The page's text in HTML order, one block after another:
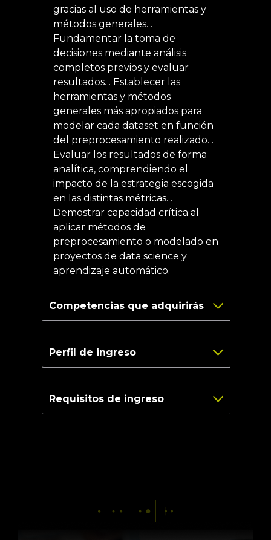
gracias al uso de herramientas y
métodos generales. .
Fundamentar la toma de
decisiones mediante análisis
completos previos y evaluar
resultados. . Establecer las
herramientas y métodos
generales más apropiados para
modelar cada dataset en función
del preprocesamiento realizado. .
Evaluar los resultados de forma
analítica, comprendiendo el
impacto de la estrategia escogida
en las distintas métricas. .
Demostrar capacidad crítica al
aplicar métodos de
preprocesamiento o modelado en
proyectos de data science y
aprendizaje automático.
Competencias que adquirirás
Perfil de ingreso
Requisitos de ingreso